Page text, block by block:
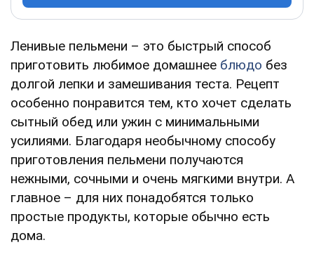
Ленивые пельмени – это быстрый способ
приготовить любимое домашнее блюдо без
долгой лепки и замешивания теста. Рецепт
особенно понравится тем, кто хочет сделать
сытный обед или ужин с минимальными
усилиями. Благодаря необычному способу
приготовления пельмени получаются
нежными, сочными и очень мягкими внутри. А
главное – для них понадобятся только
простые продукты, которые обычно есть
дома.